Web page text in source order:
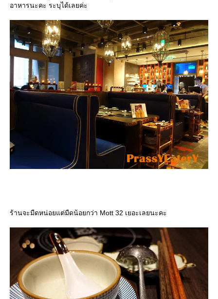
อาหารนะคะ ระบุได้เลยค่ะ
ร้านจะมืดหน่อยแต่มืดน้อยกว่า Mott 32 เยอะเลยนะคะ